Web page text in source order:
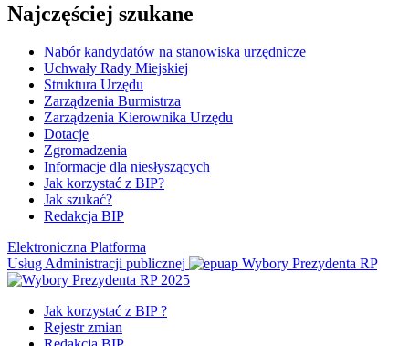
Najczęściej szukane
Nabór kandydatów na stanowiska urzędnicze
Uchwały Rady Miejskiej
Struktura Urzędu
Zarządzenia Burmistrza
Zarządzenia Kierownika Urzędu
Dotacje
Zgromadzenia
Informacje dla niesłyszących
Jak korzystać z BIP?
Jak szukać?
Redakcja BIP
Elektroniczna Platforma
Usług Administracji publicznej
Wybory Prezydenta RP
Jak korzystać z BIP ?
Rejestr zmian